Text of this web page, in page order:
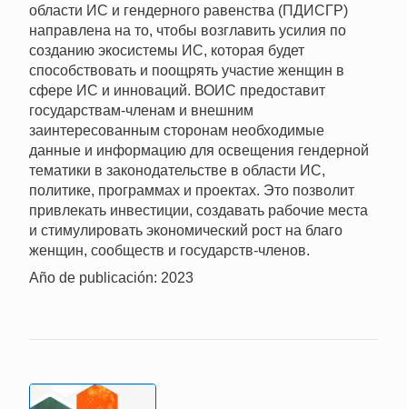
области ИС и гендерного равенства (ПДИСГР)
направлена на то, чтобы возглавить усилия по
созданию экосистемы ИС, которая будет
способствовать и поощрять участие женщин в
сфере ИС и инноваций. ВОИС предоставит
государствам-членам и внешним
заинтересованным сторонам необходимые
данные и информацию для освещения гендерной
тематики в законодательстве в области ИС,
политике, программах и проектах. Это позволит
привлекать инвестиции, создавать рабочие места
и стимулировать экономический рост на благо
женщин, сообществ и государств-членов.
Año de publicación: 2023